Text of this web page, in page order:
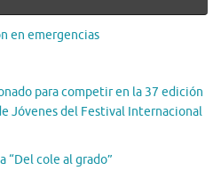
en emergencias
para competir en la 37 edición
Jóvenes del Festival Internacional
“Del cole al grado”